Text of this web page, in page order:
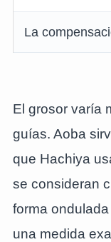
La
El grosor varía
guías. Aoba
que Hachiya
se consideran
forma
una medida